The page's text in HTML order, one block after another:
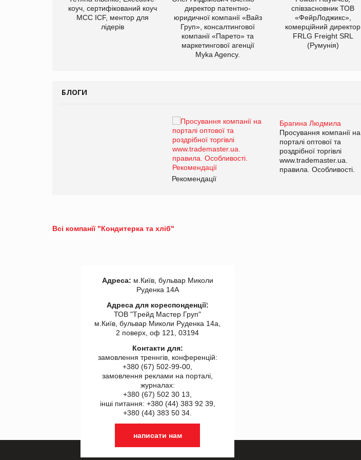
коуч, сертифікований коуч
МСС ICF, ментор для
лідерів
директор патентно-
юридичної компанії «Вайз
Груп», консалтингової
компанії «Парето» та
маркетингової агенції
Myka Agency.
співзасновник ТОВ
«ФейрЛоджикс»,
комерційний директор
FRLG Freight SRL
(Румунія)
БЛОГИ
Брагина Людмила
Просування компанії на
порталі оптової та
роздрібної торгівлі
www.trademaster.ua.
правила. Особливості.
Рекомендації
Всі компанії "Кондитерка та хліб"
Адреса: м.Київ, бульвар Миколи
Руденка 14А
Адреса для кореспонденції:
ТОВ "Tрейд Мастер Груп"
м.Київ, бульвар Миколи Руденка 14а,
2 поверх, оф 121, 03194
Контакти для:
замовлення треннгів, конференцій:
+380 (67) 502-99-00,
замовлення реклами на порталі,
журналах:
+380 (67) 502 30 13,
інші питання: +380 (44) 383 92 39,
+380 (44) 383 50 34.
написати нам